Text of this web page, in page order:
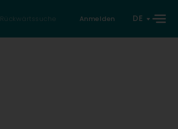
Rückwärtssuche Anmelden DE